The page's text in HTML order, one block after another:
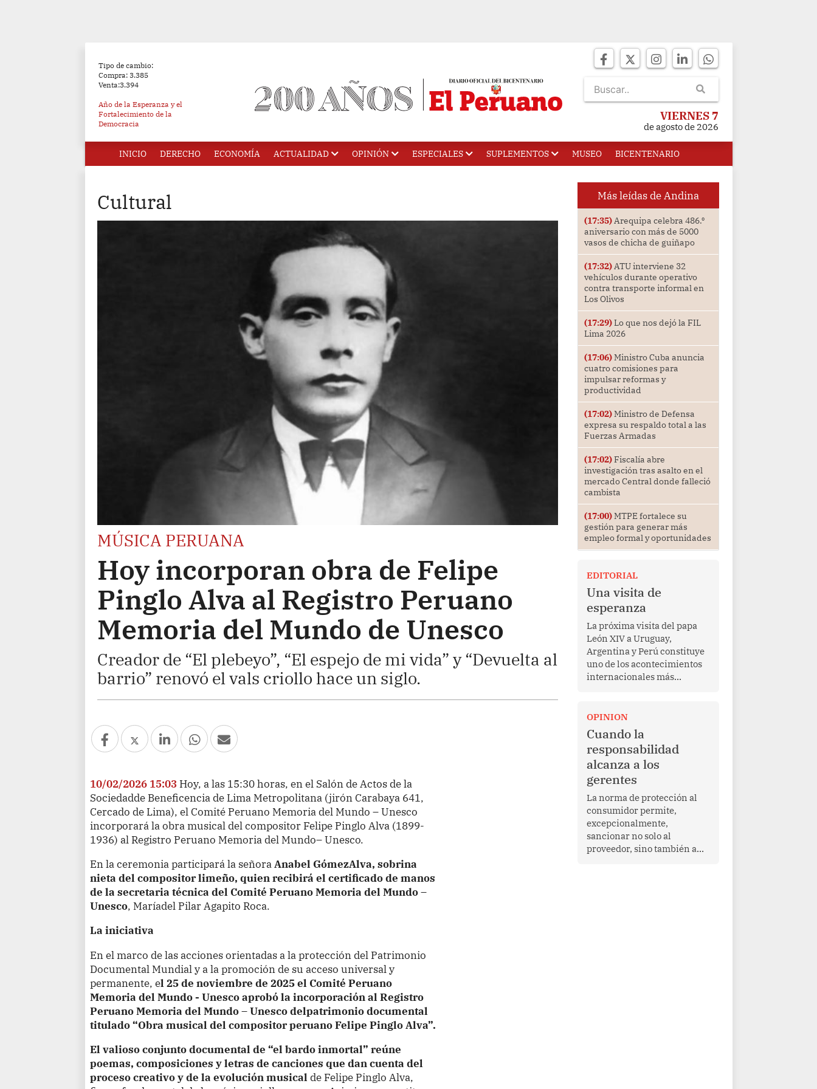
Tipo de cambio:
Compra: 3.385
Venta:3.394
Año de la Esperanza y el
Fortalecimiento de la
Democracia
VIERNES 7
de agosto de 2026
INICIO DERECHO ECONOMÍA ACTUALIDAD OPINIÓN ESPECIALES SUPLEMENTOS MUSEO BICENTENARIO
Cultural
MÚSICA PERUANA
Hoy incorporan obra de Felipe
Pinglo Alva al Registro Peruano
Memoria del Mundo de Unesco
Creador de “El plebeyo”, “El espejo de mi vida” y “Devuelta al
barrio” renovó el vals criollo hace un siglo.
10/02/2026 15:03 Hoy, a las 15:30 horas, en el Salón de Actos de la
Sociedadde Beneficencia de Lima Metropolitana (jirón Carabaya 641,
Cercado de Lima), el Comité Peruano Memoria del Mundo – Unesco
incorporará la obra musical del compositor Felipe Pinglo Alva (1899-
1936) al Registro Peruano Memoria del Mundo– Unesco.
En la ceremonia participará la señoraAnabel GómezAlva, sobrina
nieta del compositor limeño, quien recibirá el certificado de manos
de la secretaria técnica del Comité Peruano Memoria del Mundo –
Unesco, Maríadel Pilar Agapito Roca.
La iniciativa
En el marco de las acciones orientadas a la protección del Patrimonio
Documental Mundial y a la promoción de su acceso universal y
permanente, el 25 de noviembre de 2025 el Comité Peruano
Memoria del Mundo - Unesco aprobó la incorporación al Registro
Peruano Memoria del Mundo – Unesco delpatrimonio documental
titulado “Obra musical del compositor peruano Felipe Pinglo Alva”.
El valioso conjunto documental de “el bardo inmortal” reúne
poemas, composiciones y letras de canciones que dan cuenta del
proceso creativo y de la evolución musicalde Felipe Pinglo Alva,
Más leídas de Andina
(17:35)Arequipa celebra 486.⁰
aniversario con más de 5000
vasos de chicha de guiñapo
(17:32)ATU interviene 32
vehículos durante operativo
contra transporte informal en
Los Olivos
(17:29)Lo que nos dejó la FIL
Lima 2026
(17:06)Ministro Cuba anuncia
cuatro comisiones para
impulsar reformas y
productividad
(17:02)Ministro de Defensa
expresa su respaldo total a las
Fuerzas Armadas
(17:02)Fiscalía abre
investigación tras asalto en el
mercado Central donde falleció
cambista
(17:00)MTPE fortalece su
gestión para generar más
empleo formal y oportunidades
EDITORIAL
Una visita de
esperanza
La próxima visita del papa
León XIV a Uruguay,
Argentina y Perú constituye
uno de los acontecimientos
internacionales más
Más allá de su dimensión
religiosa, esta gira
representa una oportunidad
para reafirmar el valor del
diálogo, fortalecer los
vínculos entre los pueblos y
proyectar una imagen de
cooperación en una región
que enfrenta desafíos en
materia de desarrollo,
cohesión social y
gobernabilidad.
OPINION
Cuando la
responsabilidad
alcanza a los
gerentes
La norma de protección al
consumidor permite,
excepcionalmente,
sancionar no solo al
proveedor, sino también a